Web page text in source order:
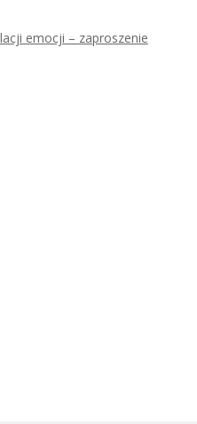
emocji – zaproszenie